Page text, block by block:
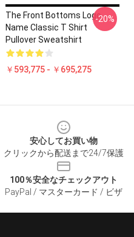
The Front Bottoms Logo
Name Classic T Shirt
Pullover Sweatshirt
￥593,775 - ￥695,275
-20%
安心してお買い物
クリックから配送まで24/7保護
100％安全なチェックアウト
PayPal / マスターカード / ビザ